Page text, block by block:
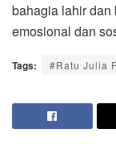
bahagia lahir dan
emosional dan
Tags: #Ratu Julia